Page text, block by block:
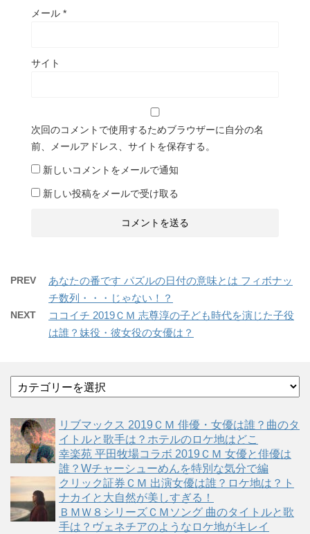
メール *
サイト
次回のコメントで使用するためブラウザーに自分の名
前、メールアドレス、サイトを保存する。
新しいコメントをメールで通知
新しい投稿をメールで受け取る
PREV
あなたの番です パズルの日付の意味とは フィボナッ
チ数列・・・じゃない！？
NEXT
ココイチ 2019ＣＭ 志尊淳の子ども時代を演じた子役
は誰？妹役・彼女役の女優は？
テ
リ
ー
リブマックス 2019ＣＭ 俳優・女優は誰？曲のタ
イトルと歌手は？ホテルのロケ地はどこ
幸楽苑 平田牧場コラボ 2019ＣＭ 女優と俳優は
誰？Wチャーシューめんを特別な気分で編
クリック証券ＣＭ 出演女優は誰？ロケ地は？ト
ナカイと大自然が美しすぎる！
ＢＭＷ８シリーズＣＭソング 曲のタイトルと歌
手は？ヴェネチアのようなロケ地がキレイ